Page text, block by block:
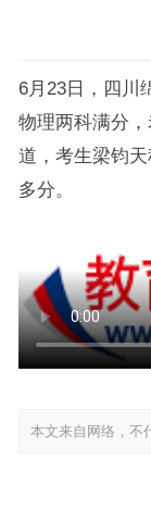
6月23日，四川
物理两科满分
道，考生梁钧
多分。
本文来自网络，不